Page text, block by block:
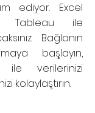
ediyor. Excel
Tableau ile
Bağlanın
başlayın,
ile verilerinizi
kolaylaştırın.